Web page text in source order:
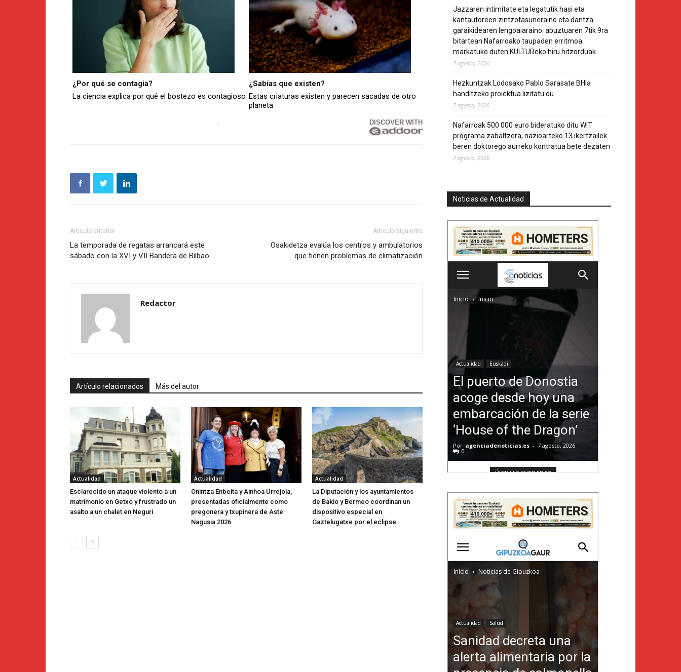
¿Por qué se contagia?
La ciencia explica por qué el bostezo es contagioso
¿Sabías que existen?
Estas criaturas existen y parecen sacadas de otro
planeta
DISCOVER WITH
Artículo anterior
La temporada de regatas arrancará este
sábado con la XVI y VII Bandera de Bilbao
Artículo siguiente
Osakidetza evalúa los centros y ambulatorios
que tienen problemas de climatización
Redactor
Artículo relacionados Más del autor
Actualidad
Esclarecido un ataque violento a un
matrimonio en Getxo y frustrado un
asalto a un chalet en Neguri
Actualidad
Onintza Enbeita y Ainhoa Urrejola,
presentadas oficialmente como
pregonera y txupinera de Aste
Nagusia 2026
Actualidad
La Diputación y los ayuntamientos
de Bakio y Bermeo coordinan un
dispositivo especial en
Gaztelugatxe por el eclipse
Jazzaren intimitate eta legatutik hasi eta
kantautoreen zintzotasuneraino eta dantza
garaikidearen lengoaiaraino: abuztuaren 7tik 9ra
bitartean Nafarroako taupaden erritmoa
markatuko duten KULTUReko hiru hitzorduak
7 agosto, 2026
Hezkuntzak Lodosako Pablo Sarasate BHIa
handitzeko proiektua lizitatu du
7 agosto, 2026
Nafarroak 500 000 euro bideratuko ditu WIT
programa zabaltzera, nazioarteko 13 ikertzailek
beren doktorego aurreko kontratua bete dezaten
7 agosto, 2026
Noticias de Actualidad